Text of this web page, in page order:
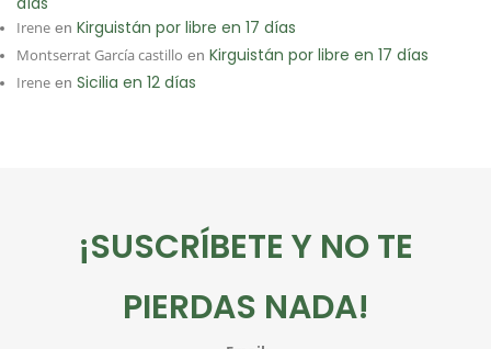
Irene en Kirguistán por libre en 17 días
Montserrat García castillo en Kirguistán por libre en 17 días
Irene en Sicilia en 12 días
¡SUSCRÍBETE Y NO TE
PIERDAS NADA!